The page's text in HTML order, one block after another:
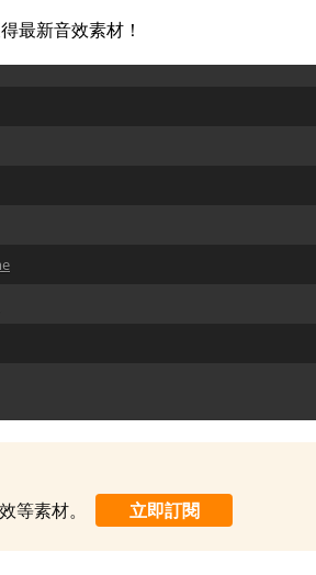
最新音效素材！
等素材。
立即訂閱